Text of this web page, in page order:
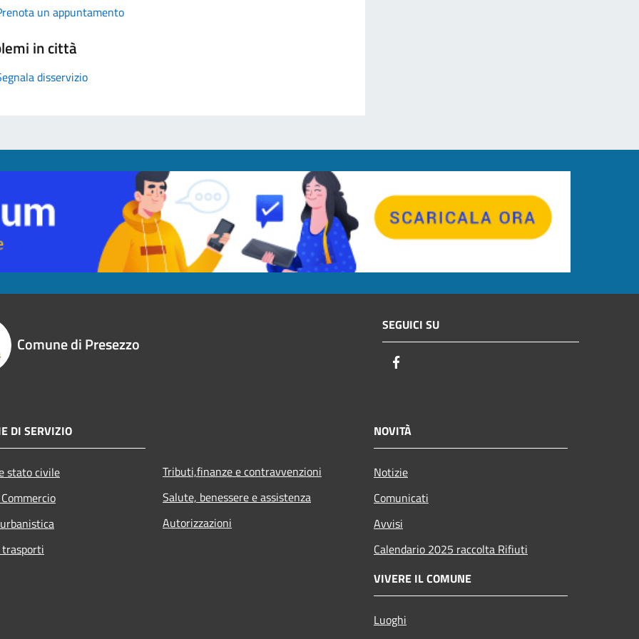
un appuntamento
in città
disservizio
Comune di Presezzo
SEGUICI SU
DI SERVIZIO
stato civile
Tributi,finanze e contravvenzioni
Salute, benessere e assistenza
Autorizzazioni
NOVITÀ
Notizie
Comunicati
Avvisi
Calendario 2025 raccolta Rifiuti
VIVERE IL COMUNE
Luoghi